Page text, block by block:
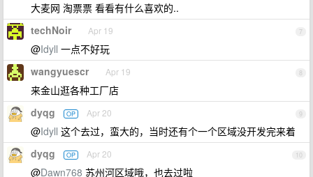
大麦网 淘票票 看看有什么喜欢的..
7
techNoir Apr 19
@Idyll 一点不好玩
8
wangyuescr Apr 19
来金山逛各种工厂店
9
dyqg OP Apr 20
@Idyll 这个去过，蛮大的，当时还有个一个区域没开发完来着
10
dyqg OP Apr 20
@Dawn768 苏州河区域哦，也去过啦